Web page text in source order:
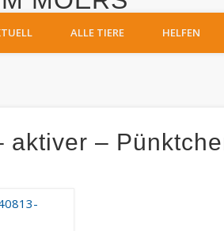
ALLE TIERE HELFEN
aktiver –